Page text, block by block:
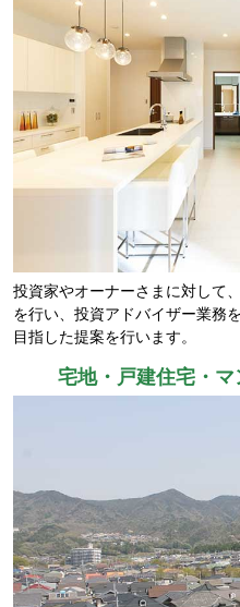
投資家やオーナーさまに対して
を行い、投資アドバイザー業務
目指した提案を行います。
宅地・戸建住宅・